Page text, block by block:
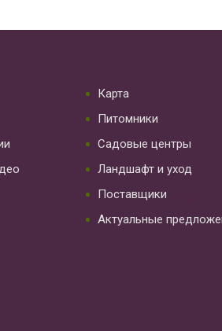
Карта
Питомники
Садовые центры
Ландшафт и уход
Поставщики
Актуальные